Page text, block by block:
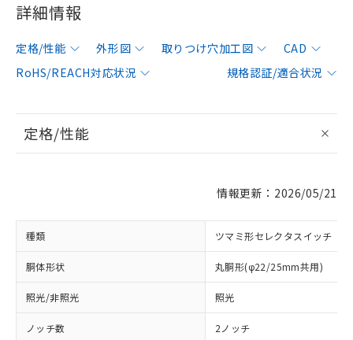
詳細情報
定格/性能 外形図 取りつけ穴加工図
CAD
RoHS/REACH対応状況
規格認証/適合状況
定格/性能
情報更新：2026/05/21
種類 ツマミ形セレクタスイッチ
胴体形状 丸胴形(φ22/25mm共用)
照光/非照光 照光
ノッチ数 2ノッチ